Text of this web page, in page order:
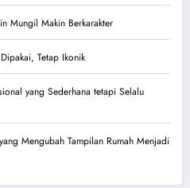
Mungil Makin Berkarakter
Tetap Ikonik
yang Sederhana tetapi Selalu
Mengubah Tampilan Rumah Menjadi